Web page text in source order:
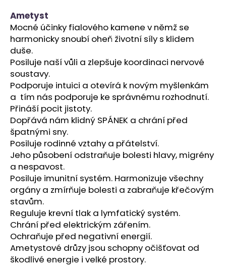
Ametyst
Mocné účinky fialového kamene v němž se
harmonicky snoubí oheň životní síly s klidem
duše.
Posiluje naší vůli a zlepšuje koordinaci nervové
soustavy.
Podporuje intuici a otevírá k novým myšlenkám
a tím nás podporuje ke správnému rozhodnutí.
Přináší pocit jistoty.
Dopřává nám klidný SPÁNEK a chrání před
špatnými sny.
Posiluje rodinné vztahy a přátelství.
Jeho působení odstraňuje bolesti hlavy, migrény
a nespavost.
Posiluje imunitní systém. Harmonizuje všechny
orgány a zmírňuje bolesti a zabraňuje křečovým
stavům.
Reguluje krevní tlak a lymfatický systém.
Chrání před elektrickým zářením.
Ochraňuje před negativní energií.
Ametystové drůzy jsou schopny očišťovat od
škodlivé energie i velké prostory.
a
j
í
t
?
HLEDAT
D
o
p
o
r
u
č
u
j
e